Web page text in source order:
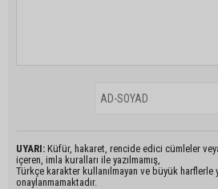
UYARI: Küfür, hakaret, rencide edici cümleler
içeren, imla kuralları ile yazılmamış,
Türkçe karakter kullanılmayan ve büyük harflerle
onaylanmamaktadır.